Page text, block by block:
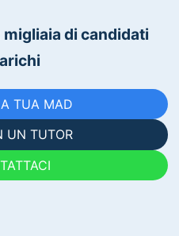
di candidati
TUA MAD
UN TUTOR